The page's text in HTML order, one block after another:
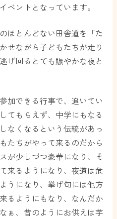
ベントとなっています。
ほとんどない田舎道を「た
せながら子どもたちが走り
げ回るとても賑やかな夜と
加できる行事で、追いてい
てもらえず、中学にもなる
なくなるという伝統があっ
たちがやって来るのだから
が少しづつ豪華になり、そ
来るようになり、夜道は危
うになり、挙げ句には他方
るようにもなり、なんだか
ぁ、昔のようにお供えは芋